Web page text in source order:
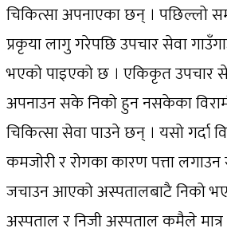
चिकित्सा अपनाएका छन् । पछिल्लो
प्रकृया लागु गरेपछि उपचार सेवा
भएको पाइएको छ । एकिकृत उपचार
अपनाउन सके निको हुन नसकेका
चिकित्सा सेवा पाउने छन् । यसो गर्दा
कमजोरी र रोगका कारण पत्ता
जचाउन आएको अस्पतालबाटै निको
अस्पताल र निजी अस्पताल कमैले मात्र